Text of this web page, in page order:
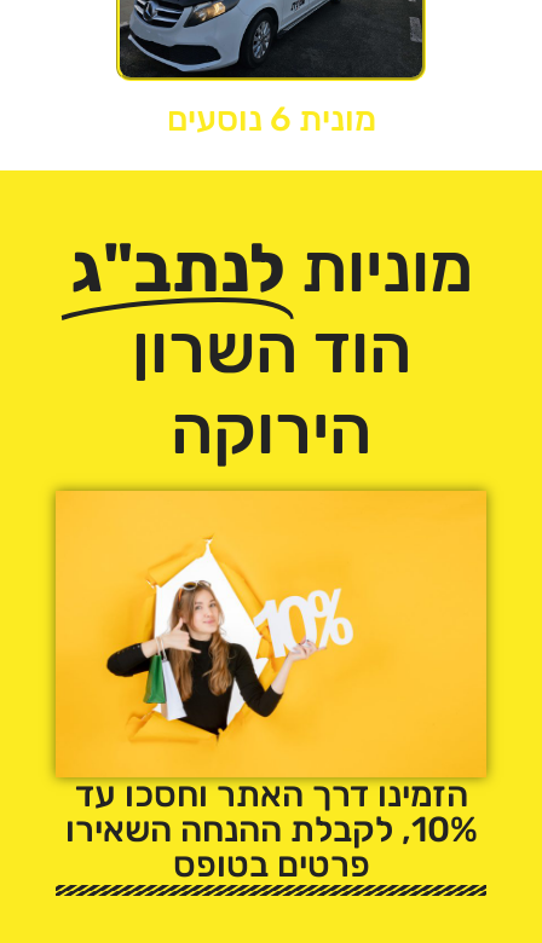
מונית 6 נוסעים
מוניות לנתב"ג
הוד השרון
הירוקה
הזמינו דרך האתר וחסכו עד
10%, לקבלת ההנחה השאירו
פרטים בטופס